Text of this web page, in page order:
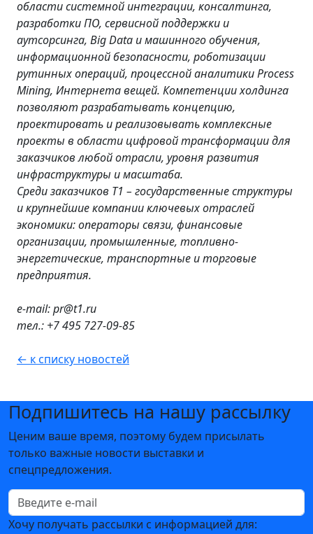
области системной интеграции, консалтинга,
разработки ПО, сервисной поддержки и
аутсорсинга, Big Data и машинного обучения,
информационной безопасности, роботизации
рутинных операций, процессной аналитики Process
Mining, Интернета вещей. Компетенции холдинга
позволяют разрабатывать концепцию,
проектировать и реализовывать комплексные
проекты в области цифровой трансформации для
заказчиков любой отрасли, уровня развития
инфраструктуры и масштаба.
Среди заказчиков Т1 – государственные структуры
и крупнейшие компании ключевых отраслей
экономики: операторы связи, финансовые
организации, промышленные, топливно-
энергетические, транспортные и торговые
предприятия.
e-mail: pr@t1.ru
тел.: +7 495 727-09-85
← к списку новостей
Подпишитесь на нашу рассылку
Ценим ваше время, поэтому будем присылать
только важные новости выставки и
спецпредложения.
Хочу получать рассылки с информацией для: